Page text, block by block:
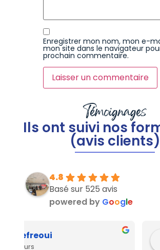
Enregistrer mon nom, mon e-
mon site dans le navigateur
prochain commentaire.
Témoignages
Ils ont suivi nos
(avis clients)
4.8
Basé sur 525 avis
powered by Google
Christophe Perez